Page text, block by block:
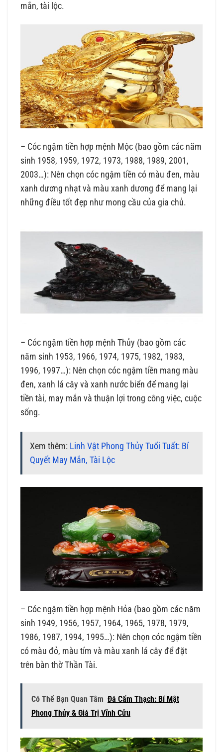
mắn, tài lộc.
– Cóc ngậm tiền hợp mệnh Mộc (bao gồm các năm
sinh 1958, 1959, 1972, 1973, 1988, 1989, 2001,
2003…): Nên chọn cóc ngậm tiền có màu đen, màu
xanh dương nhạt và màu xanh dương để mang lại
những điều tốt đẹp như mong cầu của gia chủ.
– Cóc ngậm tiền hợp mệnh Thủy (bao gồm các
năm sinh 1953, 1966, 1974, 1975, 1982, 1983,
1996, 1997…): Nên chọn cóc ngậm tiền mang màu
đen, xanh lá cây và xanh nước biển để mang lại
tiền tài, may mắn và thuận lợi trong công việc, cuộc
sống.
Xem thêm: Linh Vật Phong Thủy Tuổi Tuất: Bí
Quyết May Mắn, Tài Lộc
– Cóc ngậm tiền hợp mệnh Hỏa (bao gồm các năm
sinh 1949, 1956, 1957, 1964, 1965, 1978, 1979,
1986, 1987, 1994, 1995…): Nên chọn cóc ngậm tiền
có màu đỏ, màu tím và màu xanh lá cây để đặt
trên bàn thờ Thần Tài.
Có Thể Bạn Quan Tâm Đá Cẩm Thạch: Bí Mật
Phong Thủy & Giá Trị Vĩnh Cửu